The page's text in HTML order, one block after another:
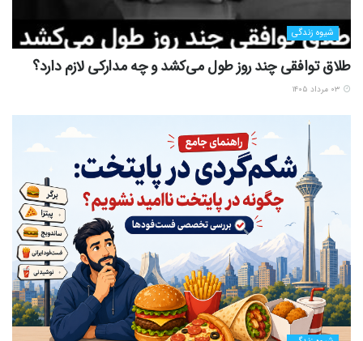
شیوه زندگی
طلاق توافقی چند روز طول می‌کشد و چه مدارکی لازم دارد؟